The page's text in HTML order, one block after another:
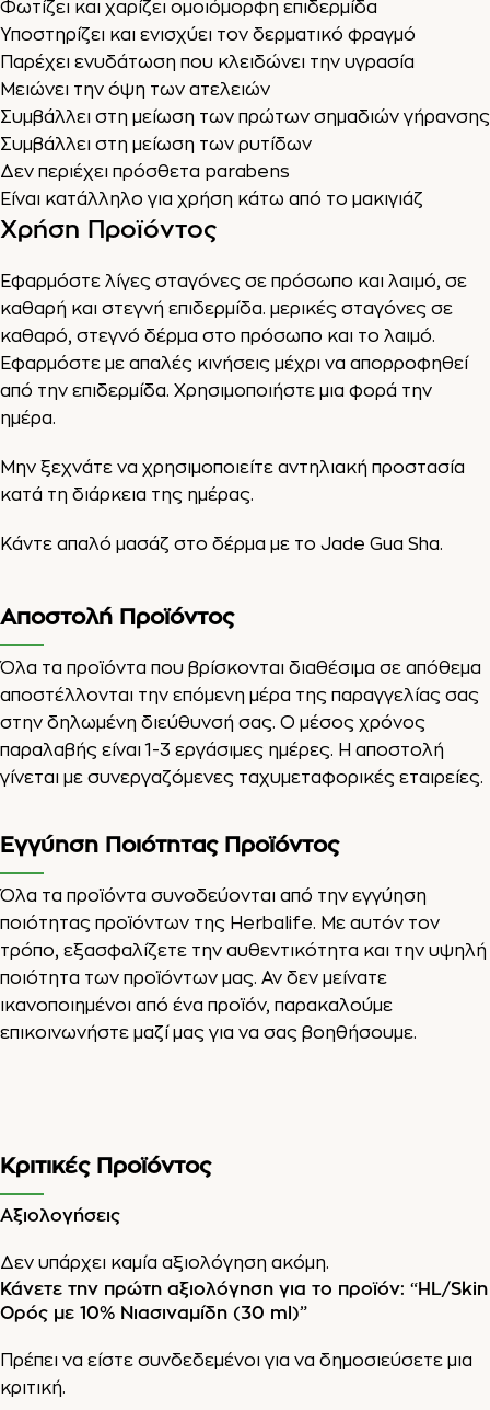
Φωτίζει και χαρίζει ομοιόμορφη επιδερμίδα
Υποστηρίζει και ενισχύει τον δερματικό φραγμό
Παρέχει ενυδάτωση που κλειδώνει την υγρασία
Μειώνει την όψη των ατελειών
Συμβάλλει στη μείωση των πρώτων σημαδιών γήρανσης
Συμβάλλει στη μείωση των ρυτίδων
Δεν περιέχει πρόσθετα parabens
Είναι κατάλληλο για χρήση κάτω από το μακιγιάζ
Χρήση Προϊόντος
Εφαρμόστε λίγες σταγόνες σε πρόσωπο και λαιμό, σε
καθαρή και στεγνή επιδερμίδα. μερικές σταγόνες σε
καθαρό, στεγνό δέρμα στο πρόσωπο και το λαιμό.
Εφαρμόστε με απαλές κινήσεις μέχρι να απορροφηθεί
από την επιδερμίδα. Χρησιμοποιήστε μια φορά την
ημέρα.
Μην ξεχνάτε να χρησιμοποιείτε αντηλιακή προστασία
κατά τη διάρκεια της ημέρας.
Κάντε απαλό μασάζ στο δέρμα με το Jade Gua Sha.
Αποστολή Προϊόντος
Όλα τα προϊόντα που βρίσκονται διαθέσιμα σε απόθεμα
αποστέλλονται την επόμενη μέρα της παραγγελίας σας
στην δηλωμένη διεύθυνσή σας. Ο μέσος χρόνος
παραλαβής είναι 1-3 εργάσιμες ημέρες. Η αποστολή
γίνεται με συνεργαζόμενες ταχυμεταφορικές εταιρείες.
Εγγύηση Ποιότητας Προϊόντος
Όλα τα προϊόντα συνοδεύονται από την εγγύηση
ποιότητας προϊόντων της Herbalife. Με αυτόν τον
τρόπο, εξασφαλίζετε την αυθεντικότητα και την υψηλή
ποιότητα των προϊόντων μας. Αν δεν μείνατε
ικανοποιημένοι από ένα προϊόν, παρακαλούμε
επικοινωνήστε μαζί μας για να σας βοηθήσουμε.
Κριτικές Προϊόντος
Αξιολογήσεις
Δεν υπάρχει καμία αξιολόγηση ακόμη.
Κάνετε την πρώτη αξιολόγηση για το προϊόν: “HL/Skin
Ορός με 10% Νιασιναμίδη (30 ml)”
Πρέπει να είστε συνδεδεμένοι για να δημοσιεύσετε μια
κριτική.